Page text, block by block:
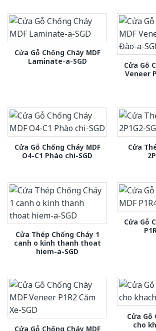
Cửa Gỗ Chống Cháy MDF
Laminate-a-SGD
Cửa Gỗ
Veneer
Cửa Gỗ Chống Cháy MDF
O4-C1 Phào chi-SGD
Cửa
Cửa Thép Chống Cháy 1
canh o kinh thanh thoat
hiem-a-SGD
Cửa Gỗ
Cửa Gỗ Chống Cháy MDF
Cửa Gỗ
cho